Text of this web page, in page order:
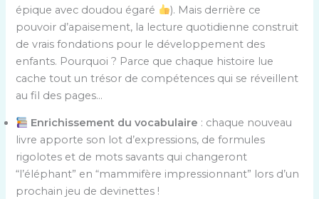
épique avec doudou égaré
). Mais derrière ce
pouvoir d’apaisement, la lecture quotidienne construit
de vrais fondations pour le développement des
enfants. Pourquoi ? Parce que chaque histoire lue
cache tout un trésor de compétences qui se réveillent
au fil des pages…
Enrichissement du vocabulaire : chaque nouveau
livre apporte son lot d’expressions, de formules
rigolotes et de mots savants qui changeront
“l’éléphant” en “mammifère impressionnant” lors d’un
prochain jeu de devinettes !